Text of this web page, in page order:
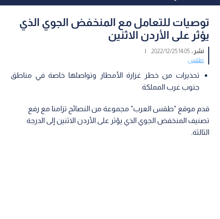
توصيات للتعامل مع المنخفض الجوي الذي
يؤثر على الأردن الاثنين
نشر :14:05 2022/12/25
|
طقس
تحذيرات من خطر غزارة الأمطار وتواصلها خاصة في مناطق
جنوب غرب المملكة
قدم موقع "طقس العرب" مجموعة من النصائح تزامنا مع رفع
تصنيف المنخفض الجوي الذي يؤثر على الأردن الاثنين إلى الدرجة
الثالثة.